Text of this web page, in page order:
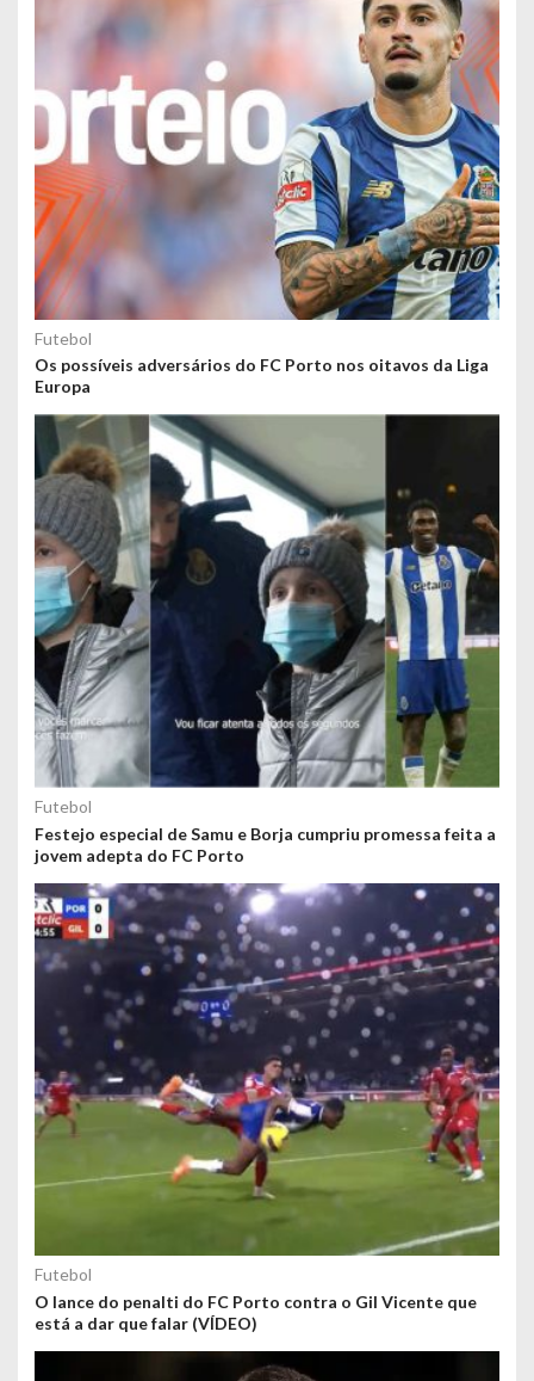
Futebol
Os possíveis adversários do FC Porto nos oitavos da Liga
Europa
Futebol
Festejo especial de Samu e Borja cumpriu promessa feita a
jovem adepta do FC Porto
Futebol
O lance do penalti do FC Porto contra o Gil Vicente que
está a dar que falar (VÍDEO)